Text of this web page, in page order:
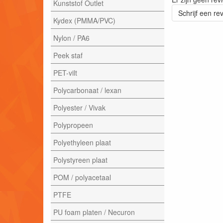
Kunststof Outlet
Kydex (PMMA/PVC)
Nylon / PA6
Peek staf
PET-vilt
Polycarbonaat / lexan
Polyester / Vivak
Polypropeen
Polyethyleen plaat
Polystyreen plaat
POM / polyacetaal
PTFE
PU foam platen / Necuron
Schrijf een